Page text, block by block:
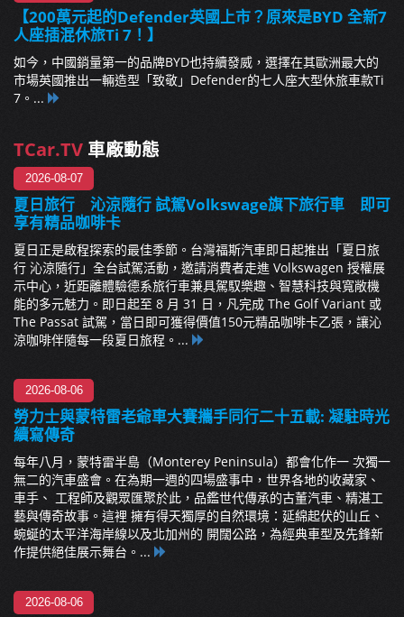
【200萬元起的Defender英國上市？原來是BYD 全新7
人座插混休旅Ti 7！】
如今，中國銷量第一的品牌BYD也持續發威，選擇在其歐洲最大的
市場英國推出一輛造型「致敬」Defender的七人座大型休旅車款Ti
7。...
TCar.TV 車廠動態
2026-08-07
夏日旅行 沁涼隨行 試駕Volkswage旗下旅行車 即可
享有精品咖啡卡
夏日正是啟程探索的最佳季節。台灣福斯汽車即日起推出「夏日旅
行 沁涼隨行」全台試駕活動，邀請消費者走進 Volkswagen 授權展
示中心，近距離體驗德系旅行車兼具駕馭樂趣、智慧科技與寬敞機
能的多元魅力。即日起至 8 月 31 日，凡完成 The Golf Variant 或
The Passat 試駕，當日即可獲得價值150元精品咖啡卡乙張，讓沁
涼咖啡伴隨每一段夏日旅程。...
2026-08-06
勞力士與蒙特雷老爺車大賽攜手同行二十五載: 凝駐時光
續寫傳奇
每年八月，蒙特雷半島（Monterey Peninsula）都會化作一 次獨一
無二的汽車盛會。在為期一週的四場盛事中，世界各地的收藏家、
車手、 工程師及觀眾匯聚於此，品鑑世代傳承的古董汽車、精湛工
藝與傳奇故事。這裡 擁有得天獨厚的自然環境：延綿起伏的山丘、
蜿蜒的太平洋海岸線以及北加州的 開闊公路，為經典車型及先鋒新
作提供絕佳展示舞台。...
2026-08-06